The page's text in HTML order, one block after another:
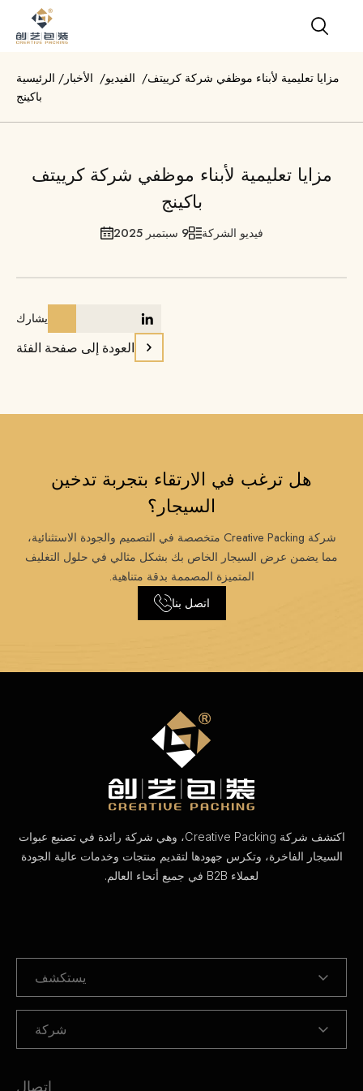
الرئيسية /الأخبار /الفيديو /مزايا تعليمية لأبناء موظفي شركة كرييتف
باكينج
مزايا تعليمية لأبناء موظفي شركة كرييتف
باكينج
9 سبتمبر 2025 فيديو الشركة
يشارك
العودة إلى صفحة الفئة
هل ترغب في الارتقاء بتجربة تدخين
السيجار؟
شركة Creative Packing متخصصة في التصميم والجودة الاستثنائية،
مما يضمن عرض السيجار الخاص بك بشكل مثالي في حلول التغليف
المتميزة المصممة بدقة متناهية.
اتصل بنا
اكتشف شركة Creative Packing، وهي شركة رائدة في تصنيع عبوات
السيجار الفاخرة، وتكرس جهودها لتقديم منتجات وخدمات عالية الجودة
لعملاء B2B في جميع أنحاء العالم.
يستكشف
شركة
اتصال